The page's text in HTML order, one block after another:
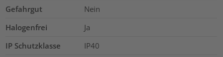
Gefahrgut
Nein
Halogenfrei
Ja
IP Schutzklasse
IP40